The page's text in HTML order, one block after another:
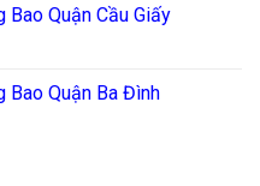
Quận Cầu Giấy
Bao Quận Ba Đình